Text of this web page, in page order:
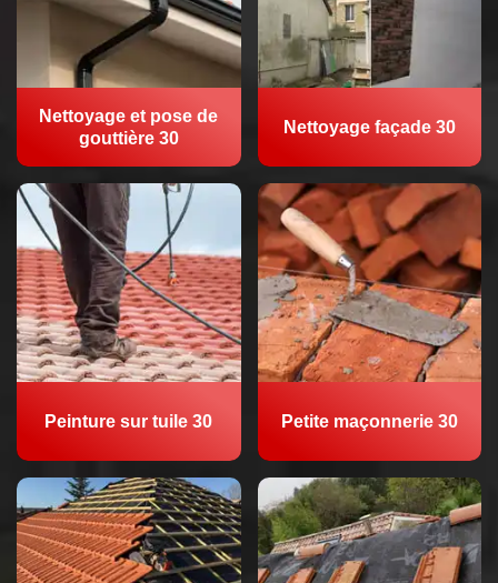
Nettoyage et pose de
gouttière 30
Nettoyage façade 30
Peinture sur tuile 30 Petite maçonnerie 30